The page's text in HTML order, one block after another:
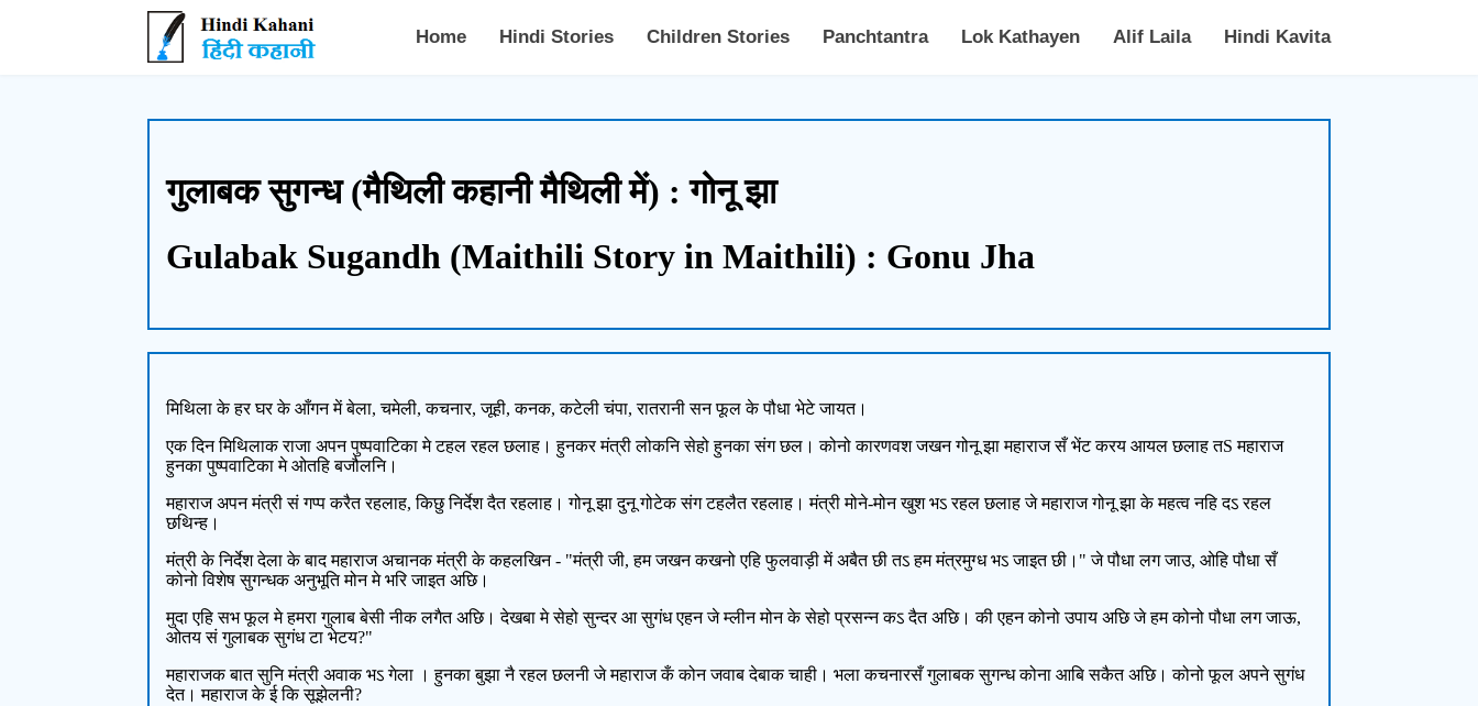
Hindi Kahani - हिंदी कहानी
Home Hindi Stories Children Stories Panchtantra Lok Kathayen Alif Laila Hindi Kavita
गुलाबक सुगन्ध (मैथिली कहानी मैथिली में) : गोनू झा
Gulabak Sugandh (Maithili Story in Maithili) : Gonu Jha
मिथिला के हर घर के आँगन में बेला, चमेली, कचनार, जूही, कनक, कटेली चंपा, रातरानी सन फूल के पौधा भेटे जायत।
एक दिन मिथिलाक राजा अपन पुष्पवाटिका मे टहल रहल छलाह। हुनकर मंत्री लोकनि सेहो हुनका संग छल। कोनो कारणवश जखन गोनू झा महाराज सँ भेंट करय आयल छलाह तS महाराज
हुनका पुष्पवाटिका मे ओतहि बजौलनि।
महाराज अपन मंत्री सं गप्प करैत रहलाह, किछु निर्देश दैत रहलाह। गोनू झा दुनू गोटेक संग टहलैत रहलाह। मंत्री मोने-मोन खुश भऽ रहल छलाह जे महाराज गोनू झा के महत्व नहि दऽ रहल
छथिन्ह।
मंत्री के निर्देश देला के बाद महाराज अचानक मंत्री के कहलखिन - "मंत्री जी, हम जखन कखनो एहि फुलवाड़ी में अबैत छी तऽ हम मंत्रमुग्ध भऽ जाइत छी।" जे पौधा लग जाउ, ओहि पौधा सँ
कोनो विशेष सुगन्धक अनुभूति मोन मे भरि जाइत अछि।
मुदा एहि सभ फूल मे हमरा गुलाब बेसी नीक लगैत अछि। देखबा मे सेहो सुन्दर आ सुगंध एहन जे म्लीन मोन के सेहो प्रसन्न कऽ दैत अछि। की एहन कोनो उपाय अछि जे हम कोनो पौधा लग जाऊ,
ओतय सं गुलाबक सुगंध टा भेटय?"
महाराजक बात सुनि मंत्री अवाक भऽ गेला । हुनका बुझा नै रहल छलनी जे महाराज कँ कोन जवाब देबाक चाही। भला कचनारसँ गुलाबक सुगन्ध कोना आबि सकैत अछि। कोनो फूल अपने सुगंध
देत। महाराज के ई कि सूझेलनी?